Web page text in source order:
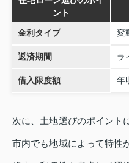
ント
金利タイプ 変
返済期間 ラ
借入限度額 年
次に、土地選びのポイント
市内でも地域によって特性